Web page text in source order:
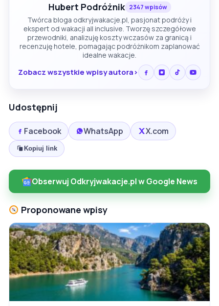
Hubert Podróżnik 2347 wpisów
Twórca bloga odkryjwakacje.pl, pasjonat podróży i
ekspert od wakacji all inclusive. Tworzę szczegółowe
przewodniki, analizuję koszty wczasów za granicą i
recenzuję hotele, pomagając podróżnikom zaplanować
idealne wakacje.
Zobacz wszystkie wpisy autora
Udostępnij
Facebook WhatsApp X.com
Kopiuj link
Obserwuj Odkryjwakacje.pl w Google News
Proponowane wpisy